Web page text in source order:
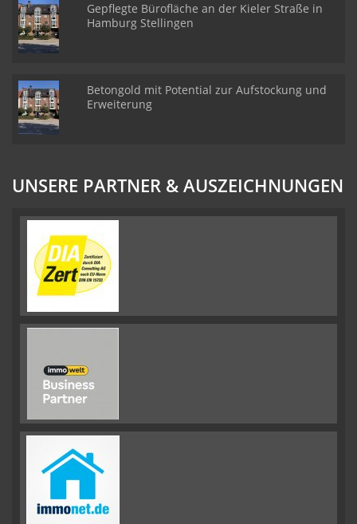
Gepflegte Bürofläche an der Kieler Straße in
Hamburg Stellingen
Betongold mit Potential zur Aufstockung und
Erweiterung
UNSERE PARTNER & AUSZEICHNUNGEN